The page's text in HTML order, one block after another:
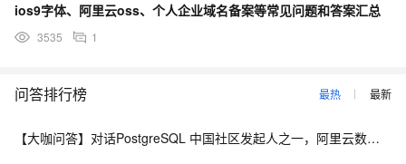
ios9字体、阿里云oss、个人企业域名备案等常见问题和答案汇总
3535 1
问答排行榜 最热 最新
【大咖问答】对话PostgreSQL 中国社区发起人之一，阿里云数据库高级专家 德哥